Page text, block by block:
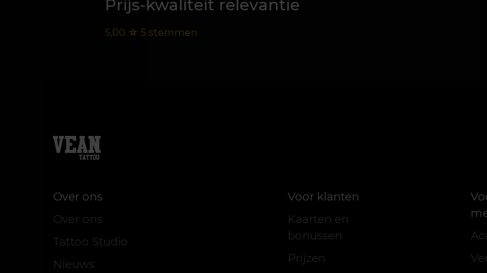
Prijs-kwaliteit relevantie
5,00 ☆ 5 stemmen
Over ons
Over ons
Tattoo Studio
Nieuws
Voor klanten
Kaarten en
bonussen
Prijzen